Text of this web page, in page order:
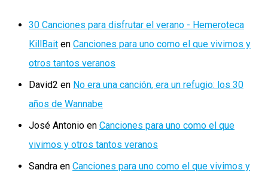
30 Canciones para disfrutar el verano - Hemeroteca
KillBait en Canciones para uno como el que vivimos y
otros tantos veranos
David2 en No era una canción, era un refugio: los 30
años de Wannabe
José Antonio en Canciones para uno como el que
vivimos y otros tantos veranos
Sandra en Canciones para uno como el que vivimos y